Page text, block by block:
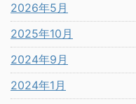
2026年5月
2025年10月
2024年9月
2024年1月